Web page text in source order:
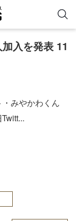
入を発表 11
みやかわくん